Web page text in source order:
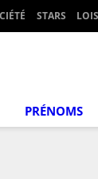
STARS
PRÉNOMS